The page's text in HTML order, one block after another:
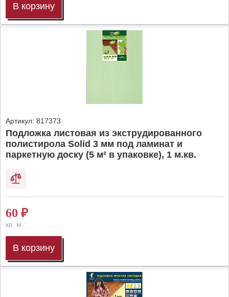
В корзину
Артикул: 817373
Подложка листовая из экструдированного
полистирола Solid 3 мм под ламинат и
паркетную доску (5 м² в упаковке), 1 м.кв.
60 ₽
кв. м.
В корзину